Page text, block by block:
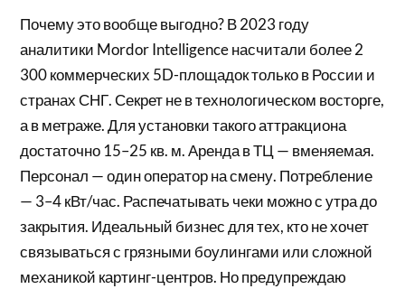
Почему это вообще выгодно? В 2023 году
аналитики Mordor Intelligence насчитали более 2
300 коммерческих 5D-площадок только в России и
странах СНГ. Секрет не в технологическом восторге,
а в метраже. Для установки такого аттракциона
достаточно 15–25 кв. м. Аренда в ТЦ — вменяемая.
Персонал — один оператор на смену. Потребление
— 3–4 кВт/час. Распечатывать чеки можно с утра до
закрытия. Идеальный бизнес для тех, кто не хочет
связываться с грязными боулингами или сложной
механикой картинг-центров. Но предупреждаю